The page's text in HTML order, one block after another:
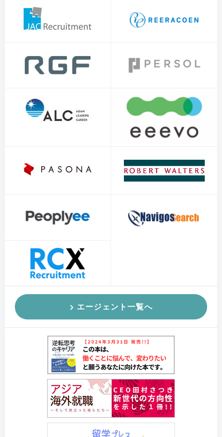
エージェント一覧へ